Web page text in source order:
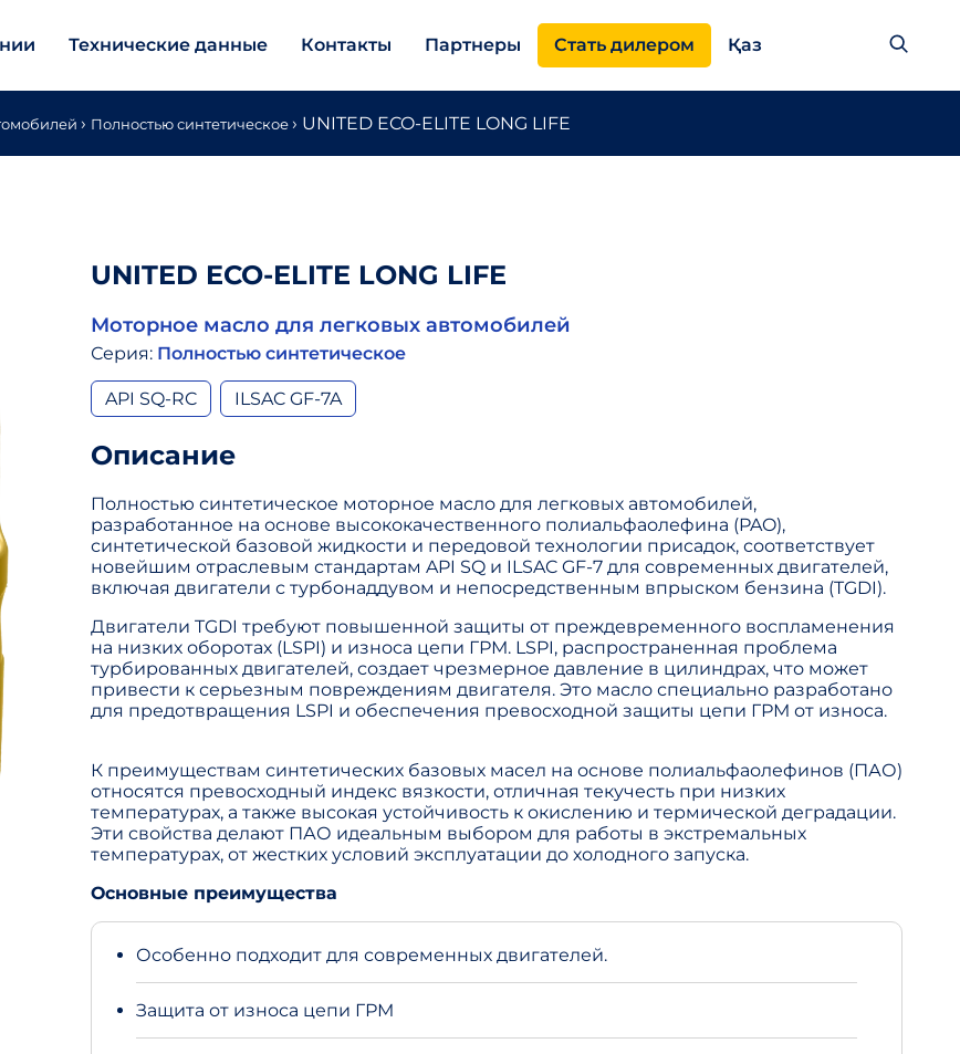
Технические данные Контакты Партнеры Стать дилером Қаз
› Полностью синтетическое› UNITED ECO-ELITE LONG LIFE
UNITED ECO-ELITE LONG LIFE
Моторное масло для легковых автомобилей
Серия: Полностью синтетическое
API SQ-RC ILSAC GF-7A
Описание
Полностью синтетическое моторное масло для легковых автомобилей,
разработанное на основе высококачественного полиальфаолефина (PAO),
синтетической базовой жидкости и передовой технологии присадок, соответствует
новейшим отраслевым стандартам API SQ и ILSAC GF-7 для современных двигателей,
включая двигатели с турбонаддувом и непосредственным впрыском бензина (TGDI).
Двигатели TGDI требуют повышенной защиты от преждевременного воспламенения
на низких оборотах (LSPI) и износа цепи ГРМ. LSPI, распространенная проблема
турбированных двигателей, создает чрезмерное давление в цилиндрах, что может
привести к серьезным повреждениям двигателя. Это масло специально разработано
для предотвращения LSPI и обеспечения превосходной защиты цепи ГРМ от износа.
К преимуществам синтетических базовых масел на основе полиальфаолефинов (ПАО)
относятся превосходный индекс вязкости, отличная текучесть при низких
температурах, а также высокая устойчивость к окислению и термической деградации.
Эти свойства делают ПАО идеальным выбором для работы в экстремальных
температурах, от жестких условий эксплуатации до холодного запуска.
Основные преимущества
Особенно подходит для современных двигателей.
Защита от износа цепи ГРМ